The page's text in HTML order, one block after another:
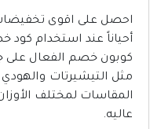
كوبون خصم الفعال على
مثل التيشيرتات
المقاسات لمختلف
عاليه.